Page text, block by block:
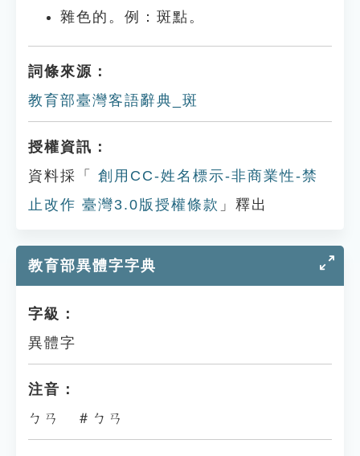
雜色的。例：斑點。
詞條來源：
教育部臺灣客語辭典_斑
授權資訊：
資料採「
創用CC-姓名標示-非商業性-禁
止改作 臺灣3.0版授權條款 」釋出
教育部異體字字典
字級：
異體字
注音：
ㄅㄢ ＃ㄅㄢ